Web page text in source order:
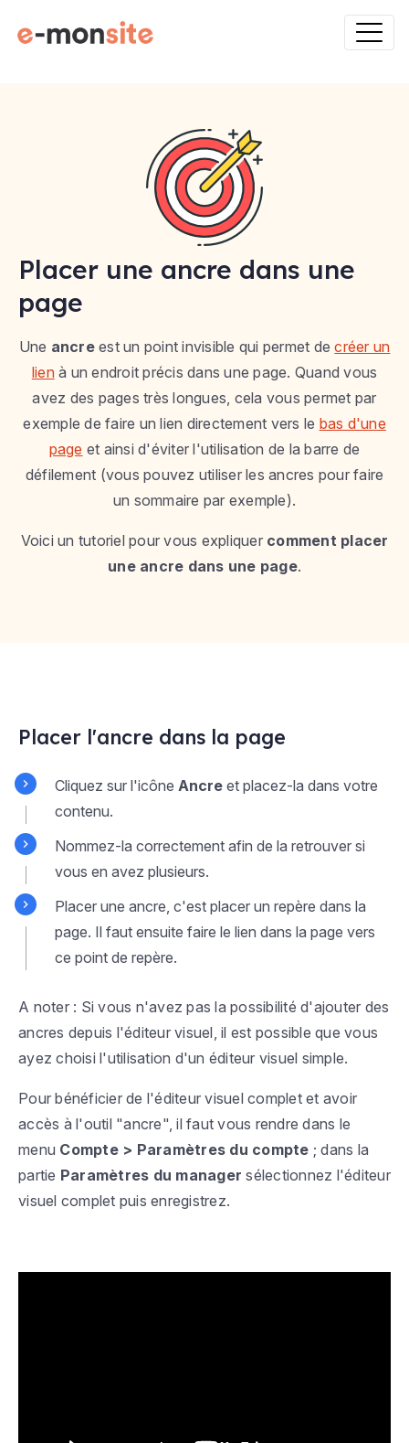
Placer une ancre dans une
page
Une ancreest un point invisible qui permet decréer un
lienà un endroit précis dans une page. Quand vous
avez des pages très longues, cela vous permet par
exemple de faire un lien directement vers le bas d'une
page et ainsi d'éviter l'utilisation de la barre de
défilement (vous pouvez utiliser les ancres pour faire
un sommaire par exemple).
Voici un tutoriel pour vous expliquer comment placer
une ancre dans une page.
Placer l'ancre dans la page
Cliquez sur l'icône Ancre et placez-la dans votre
contenu.
Nommez-la correctement afin de la retrouver si
vous en avez plusieurs.
Placer une ancre, c'est placer un repère dans la
page. Il faut ensuite faire le lien dans la page vers
ce point de repère.
A noter : Si vous n'avez pas la possibilité d'ajouter des
ancres depuis l'éditeur visuel, il est possible que vous
ayez choisi l'utilisation d'un éditeur visuel simple.
Pour bénéficier de l'éditeur visuel complet et avoir
accès à l'outil "ancre", il faut vous rendre dans le
menu Compte > Paramètres du compte ; dans la
partie Paramètres du manager sélectionnez l'éditeur
visuel complet puis enregistrez.